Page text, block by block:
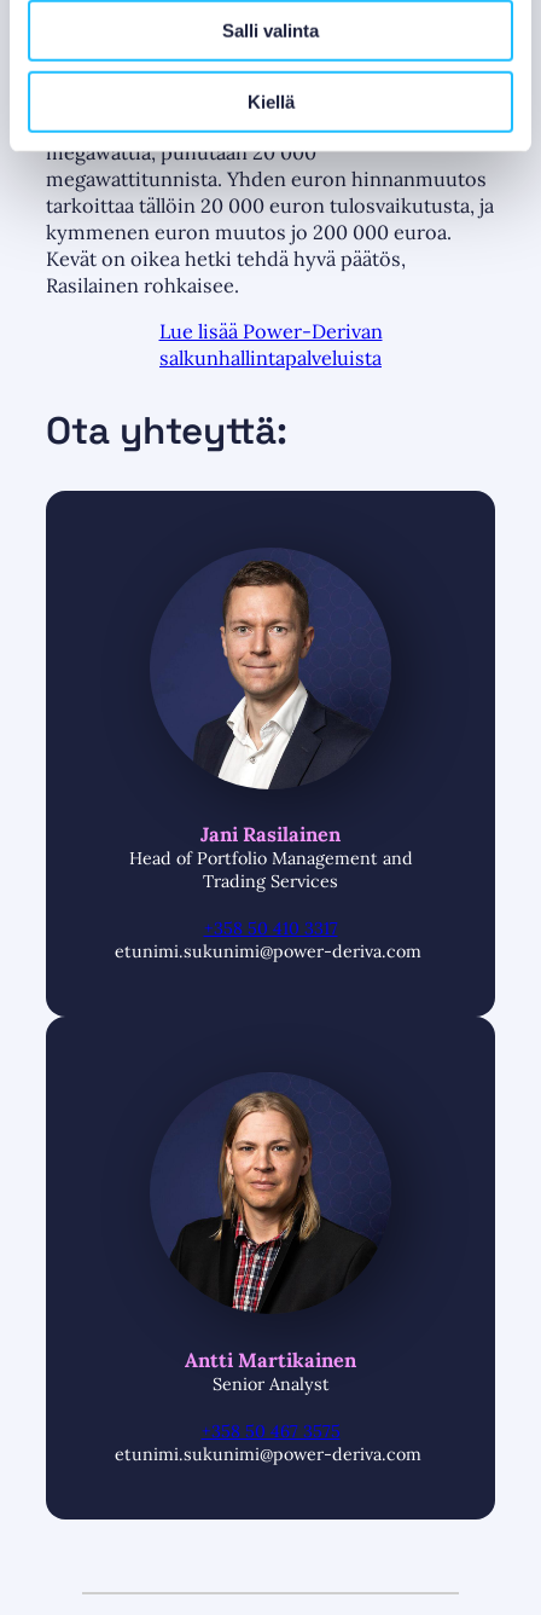
Salli valinta
Kiellä
heidän näkökulmastaan, kertooJani Rasilainen.
Myös palvelun potentiaali on helppo laskea.
– Toisessa kvartaalissa on noin 2 000 tuntia. Jos
suojattava sähkön määrä on esimerkiksi 10
megawattia, puhutaan 20 000
megawattitunnista. Yhden euron hinnanmuutos
tarkoittaa tällöin 20 000 euron tulosvaikutusta, ja
kymmenen euron muutos jo 200 000 euroa.
Kevät on oikea hetki tehdä hyvä päätös,
Rasilainen rohkaisee.
Lue lisää Power-Derivan
salkunhallintapalveluista
Ota yhteyttä:
Jani Rasilainen
Head of Portfolio Management and
Trading Services
+358 50 410 3317
etunimi.sukunimi@power-deriva.com
Antti Martikainen
Senior Analyst
+358 50 467 3575
etunimi.sukunimi@power-deriva.com